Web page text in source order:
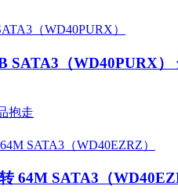
SATA3（WD40PURX）
抱走
64M SATA3（